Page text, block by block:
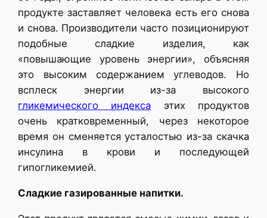
продукте заставляет человека есть его снова
и снова. Производители часто позиционируют
подобные сладкие изделия, как
«повышающие уровень энергии», объясняя
это высоким содержанием углеводов. Но
всплеск энергии из-за высокого
гликемического индекса этих продуктов
очень кратковременный, через некоторое
время он сменяется усталостью из-за скачка
инсулина в крови и последующей
гипогликемией.
Сладкие газированные напитки.